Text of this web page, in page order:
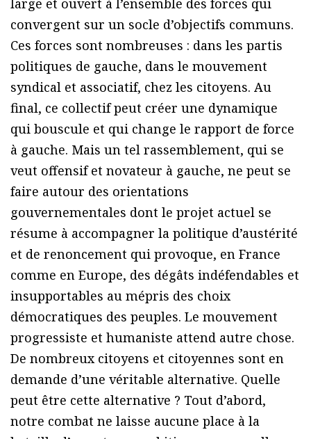
large et ouvert à l’ensemble des forces qui
convergent sur un socle d’objectifs communs.
Ces forces sont nombreuses : dans les partis
politiques de gauche, dans le mouvement
syndical et associatif, chez les citoyens. Au
final, ce collectif peut créer une dynamique
qui bouscule et qui change le rapport de force
à gauche. Mais un tel rassemblement, qui se
veut offensif et novateur à gauche, ne peut se
faire autour des orientations
gouvernementales dont le projet actuel se
résume à accompagner la politique d’austérité
et de renoncement qui provoque, en France
comme en Europe, des dégâts indéfendables et
insupportables au mépris des choix
démocratiques des peuples. Le mouvement
progressiste et humaniste attend autre chose.
De nombreux citoyens et citoyennes sont en
demande d’une véritable alternative. Quelle
peut être cette alternative ? Tout d’abord,
notre combat ne laisse aucune place à la